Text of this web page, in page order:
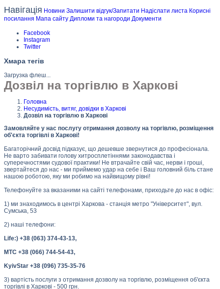
Навігація Новини Залишити відгук/Запитати Надіслати листа Корисні
посилання Мапа сайту Дипломи та нагороди Документи
Facebook
Instagram
Twitter
Хмара тегів
Загрузка флеш...
Дозвіл на торгівлю в Харкові
Головна
Несудимість, витяг, довідки в Харкові
Дозвіл на торгівлю в Харкові
Замовляйте у нас послугу отримання дозволу на торгівлю, розміщення
об'єкта торгівлі в Харкові!
Багаторічний досвід підказує, що дешевше звернутися до професіонала.
Не варто забивати голову хитросплетіннями законодавства і
суперечностями судової практики! Не втрачайте свій час, нерви і гроші,
звертайтеся до нас - ми приймемо удар на себе і Ваш головний біль стане
нашою роботою, яку ми робимо на найвищому рівні!
Телефонуйте за вказаними на сайті телефонами, приходьте до нас в офіс:
1) ми знаходимось в центрі Харкова - станція метро "Університет", вул.
Сумська, 53
2) наші телефони:
Life:) +38 (063) 374-43-13,
МТС +38 (066) 744-54-43,
KyivStar +38 (096) 735-35-76
3) вартість послуги з отримання дозволу на торгівлю, розміщення об'єкта
торгівлі в Харкові - 500 грн.